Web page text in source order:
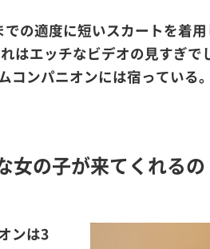
の適度に短いスカートを着
はエッチなビデオの見すぎで
コンパニオンには宿っている
女の子が来てくれるの
ンは3